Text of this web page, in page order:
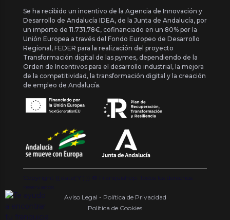
Se ha recibido un incentivo de la Agencia de Innovación y
Desarrollo de Andalucía IDEA, de la Junta de Andalucía, por
un importe de 11.731,78€, cofinanciado en un 80% por la
Unión Europea a través del Fondo Europeo de Desarrollo
Regional, FEDER para la realización del proyecto
Transformación digital de las pymes, dependiendo de la
Orden de Incentivos para el desarrollo industrial, la mejora
de la competitividad, la transformación digital y la creación
de empleo de Andalucía.
Copyright {{ date('Y') }} ® Franquishop. Todos los derechos
reservados
Aviso Legal - Política de Privacidad
Política de Cookies